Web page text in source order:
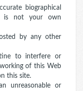
biographical
is not your own
by any other
to interfere or
of this Web
this site.
unreasonable or